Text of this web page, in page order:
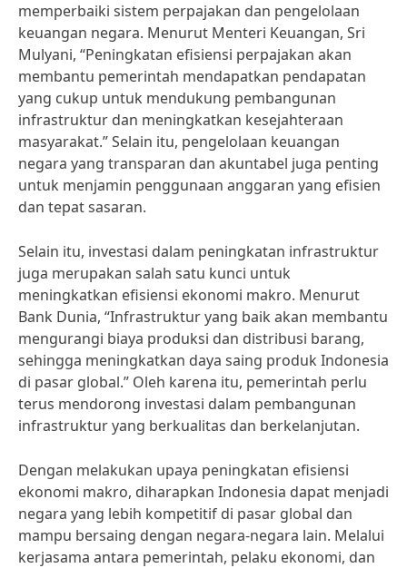
memperbaiki sistem perpajakan dan pengelolaan
keuangan negara. Menurut Menteri Keuangan, Sri
Mulyani, “Peningkatan efisiensi perpajakan akan
membantu pemerintah mendapatkan pendapatan
yang cukup untuk mendukung pembangunan
infrastruktur dan meningkatkan kesejahteraan
masyarakat.” Selain itu, pengelolaan keuangan
negara yang transparan dan akuntabel juga penting
untuk menjamin penggunaan anggaran yang efisien
dan tepat sasaran.
Selain itu, investasi dalam peningkatan infrastruktur
juga merupakan salah satu kunci untuk
meningkatkan efisiensi ekonomi makro. Menurut
Bank Dunia, “Infrastruktur yang baik akan membantu
mengurangi biaya produksi dan distribusi barang,
sehingga meningkatkan daya saing produk Indonesia
di pasar global.” Oleh karena itu, pemerintah perlu
terus mendorong investasi dalam pembangunan
infrastruktur yang berkualitas dan berkelanjutan.
Dengan melakukan upaya peningkatan efisiensi
ekonomi makro, diharapkan Indonesia dapat menjadi
negara yang lebih kompetitif di pasar global dan
mampu bersaing dengan negara-negara lain. Melalui
kerjasama antara pemerintah, pelaku ekonomi, dan